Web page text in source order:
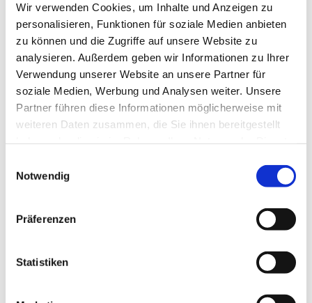
Wir verwenden Cookies, um Inhalte und Anzeigen zu
personalisieren, Funktionen für soziale Medien anbieten
zu können und die Zugriffe auf unsere Website zu
analysieren. Außerdem geben wir Informationen zu Ihrer
Verwendung unserer Website an unsere Partner für
soziale Medien, Werbung und Analysen weiter. Unsere
Partner führen diese Informationen möglicherweise mit
weiteren Daten zusammen, die Sie ihnen bereitgestellt
Notwendig
Präferenzen
Statistiken